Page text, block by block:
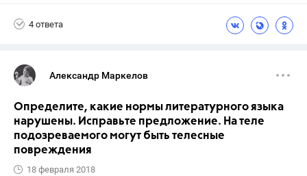
4 ответа
Александр Маркелов
Определите, какие нормы литературного языка
нарушены. Исправьте предложение. На теле
подозреваемого могут быть телесные
повреждения
18 февраля 2018